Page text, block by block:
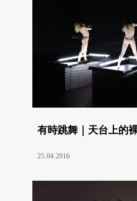
有時跳舞｜天台上的
25.04.2016